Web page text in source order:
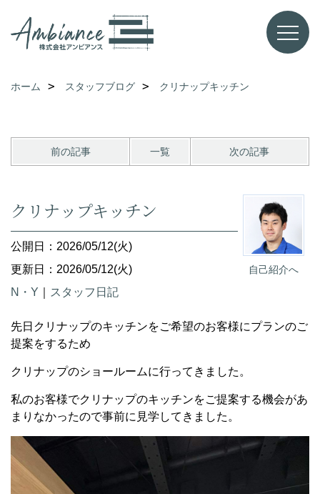
ホーム スタッフブログ クリナップキッチン
前の記事 一覧 次の記事
自己紹介へ
クリナップキッチン
公開日：2026/05/12(火)
更新日：2026/05/12(火)
N・Y
スタッフ日記
先日クリナップのキッチンをご希望のお客様にプランのご
提案をするため
クリナップのショールームに行ってきました。
私のお客様でクリナップのキッチンをご提案する機会があ
まりなかったので事前に見学してきました。